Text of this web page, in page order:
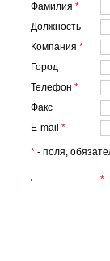
Фамилия *
Должность
Компания *
Город
Телефон *
Факс
E-mail *
* - поля,
*